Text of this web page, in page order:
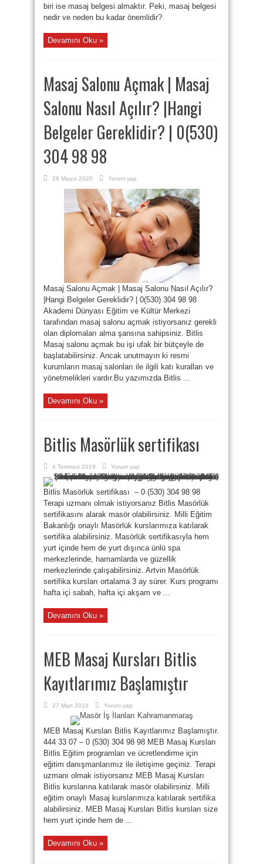
biri ise masaj belgesi almaktır. Peki, masaj belgesi
nedir ve neden bu kadar önemlidir?
Devamını Oku »
Masaj Salonu Açmak | Masaj
Salonu Nasıl Açılır? |Hangi
Belgeler Gereklidir? | 0(530)
304 98 98
29 Mayıs 2020 Yorum yap
Masaj Salonu Açmak | Masaj Salonu Nasıl Açılır?
|Hangi Belgeler Gereklidir? | 0(530) 304 98 98
Akademi Dünyası Eğitim ve Kültür Merkezi
tarafından masaj salonu açmak istiyorsanız gerekli
olan diplomaları alma şansına sahipsiniz. Bitlis
Masaj salonu açmak bu işi ufak bir bütçeyle de
başlatabilirsiniz. Ancak unutmayın ki resmi
kurumların masaj salonları ile ilgili katı kuralları ve
yönetmelikleri vardır.Bu yazımızda Bitlis ...
Devamını Oku »
Bitlis Masörlük sertifikası
4 Temmuz 2019 Yorum yap
Bitlis Masörlük sertifikası – 0 (530) 304 98 98
Terapi uzmanı olmak istiyorsanız Bitlis Masörlük
sertifikasını alarak masör olabilirsiniz. Milli Eğitim
Bakanlığı onaylı Masörlük kurslarımıza katılarak
sertifika alabilirsiniz. Masörlük sertifikasıyla hem
yurt içinde hem de yurt dışınca ünlü spa
merkezlerinde, hamamlarda ve güzellik
merkezlerinde çalışabilirsiniz. Artvin Masörlük
sertifika kursları ortalama 3 ay sürer. Kurs programı
hafta içi sabah, hafta içi akşam ve ...
Devamını Oku »
MEB Masaj Kursları Bitlis
Kayıtlarımız Başlamıştır
27 Mart 2019 Yorum yap
MEB Masaj Kursları Bitlis Kayıtlarımız Başlamıştır.
444 33 07 – 0 (530) 304 98 98 MEB Masaj Kursları
Bitlis Eğitim programları ve ücretlendirme için
eğitim danışmanlarımız ile iletişime geçiniz. Terapi
uzmanı olmak istiyorsanız MEB Masaj Kursları
Bitlis kurslarına katılarak masör olabilirsiniz. Milli
eğitim onaylı Masaj kurslarımıza katılarak sertifika
alabilirsiniz. MEB Masaj Kursları Bitlis kursları size
hem yurt içinde hem de ...
Devamını Oku »